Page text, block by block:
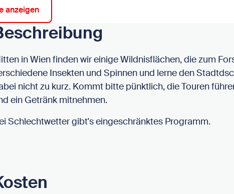
anzeigen
in Wien finden wir einige Wildnisflächen, die zum
Insekten und Spinnen und lerne den
nicht zu kurz. Kommt bitte pünktlich, die Touren
ein Getränk mitnehmen.
Schlechtwetter gibt's eingeschränktes Programm.